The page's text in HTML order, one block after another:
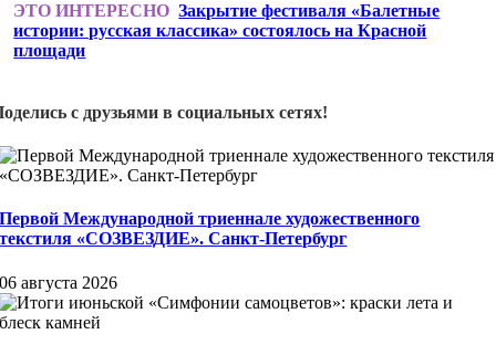
ЭТО ИНТЕРЕСНО Закрытие фестиваля «Балетные
истории: русская классика» состоялось на Красной
площади
с друзьями в социальных сетях!
Первой Международной триеннале художественного
текстиля «СОЗВЕЗДИЕ». Санкт-Петербург
06 августа 2026